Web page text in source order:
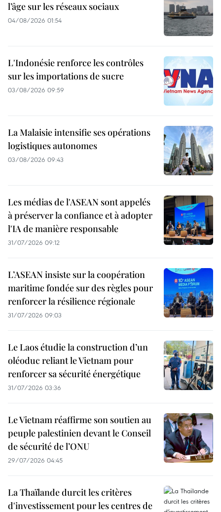
l’âge sur les réseaux sociaux
04/08/2026 01:54
L'Indonésie renforce les contrôles
sur les importations de sucre
03/08/2026 09:59
La Malaisie intensifie ses opérations
logistiques autonomes
03/08/2026 09:43
Les médias de l'ASEAN sont appelés
à préserver la confiance et à adopter
l'IA de manière responsable
31/07/2026 09:12
L’ASEAN insiste sur la coopération
maritime fondée sur des règles pour
renforcer la résilience régionale
31/07/2026 09:03
Le Laos étudie la construction d’un
oléoduc reliant le Vietnam pour
renforcer sa sécurité énergétique
31/07/2026 03:36
Le Vietnam réaffirme son soutien au
peuple palestinien devant le Conseil
de sécurité de l’ONU
29/07/2026 04:45
La Thaïlande durcit les critères
d'investissement pour les centres de